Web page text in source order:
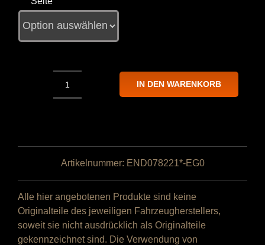
NAP
78
mm
Menge
IN DEN WARENKORB
Artikelnummer: END078221*-EG0
Alle hier angebotenen Produkte sind keine
Originalteile des jeweiligen Fahrzeugherstellers,
soweit sie nicht ausdrücklich als Originalteile
gekennzeichnet sind. Die Verwendung von